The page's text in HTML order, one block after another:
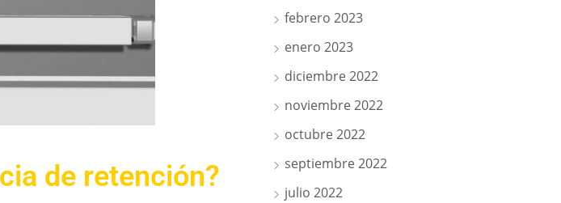
de retención?
febrero 2023
enero 2023
diciembre 2022
noviembre 2022
octubre 2022
septiembre 2022
julio 2022